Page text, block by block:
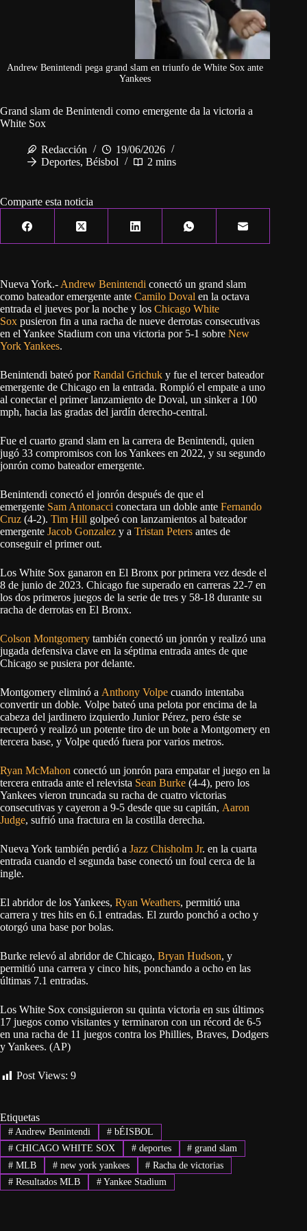
Andrew Benintendi pega grand slam en triunfo de White Sox ante
Yankees
Grand slam de Benintendi como emergente da la victoria a
White Sox
Redacción
19/06/2026
Deportes, Béisbol 2 mins
Comparte esta noticia
Nueva York.- Andrew Benintendi conectó un grand slam
como bateador emergente ante Camilo Doval en la octava
entrada el jueves por la noche y los Chicago White
Sox pusieron fin a una racha de nueve derrotas consecutivas
en el Yankee Stadium con una victoria por 5-1 sobre New
York Yankees.
Benintendi bateó porRandal Grichuk y fue el tercer bateador
emergente de Chicago en la entrada. Rompió el empate a uno
al conectar el primer lanzamiento de Doval, un sinker a 100
mph, hacia las gradas del jardín derecho-central.
Fue el cuarto grand slam en la carrera de Benintendi, quien
jugó 33 compromisos con los Yankees en 2022, y su segundo
jonrón como bateador emergente.
Benintendi conectó el jonrón después de que el
emergente Sam Antonacci conectara un doble ante Fernando
Cruz (4-2). Tim Hill golpeó con lanzamientos al bateador
emergente Jacob Gonzalez y a Tristan Peters antes de
conseguir el primer out.
Los White Sox ganaron en El Bronx por primera vez desde el
8 de junio de 2023. Chicago fue superado en carreras 22-7 en
los dos primeros juegos de la serie de tres y 58-18 durante su
racha de derrotas en El Bronx.
Colson Montgomery también conectó un jonrón y realizó una
jugada defensiva clave en la séptima entrada antes de que
Chicago se pusiera por delante.
Montgomery eliminó a Anthony Volpe cuando intentaba
convertir un doble. Volpe bateó una pelota por encima de la
cabeza del jardinero izquierdo Junior Pérez, pero éste se
recuperó y realizó un potente tiro de un bote a Montgomery en
tercera base, y Volpe quedó fuera por varios metros.
Ryan McMahon conectó un jonrón para empatar el juego en la
tercera entrada ante el relevista Sean Burke (4-4), pero los
Yankees vieron truncada su racha de cuatro victorias
consecutivas y cayeron a 9-5 desde que su capitán, Aaron
Judge, sufrió una fractura en la costilla derecha.
Nueva York también perdió a Jazz Chisholm Jr. en la cuarta
entrada cuando el segunda base conectó un foul cerca de la
ingle.
El abridor de los Yankees, Ryan Weathers, permitió una
carrera y tres hits en 6.1 entradas. El zurdo ponchó a ocho y
otorgó una base por bolas.
Burke relevó al abridor de Chicago, Bryan Hudson, y
permitió una carrera y cinco hits, ponchando a ocho en las
últimas 7.1 entradas.
Los White Sox consiguieron su quinta victoria en sus últimos
17 juegos como visitantes y terminaron con un récord de 6-5
en una racha de 11 juegos contra los Phillies, Braves, Dodgers
y Yankees. (AP)
Post Views: 9
Etiquetas
#Andrew Benintendi #bÉISBOL
#CHICAGO WHITE SOX #deportes # grand slam
#MLB #new york yankees # Racha de victorias
#Resultados MLB #Yankee Stadium